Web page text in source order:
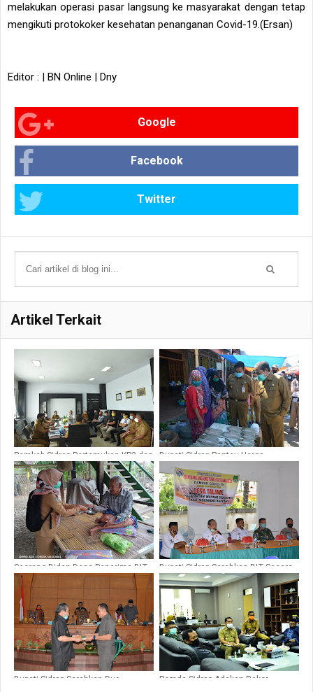
melakukan operasi pasar langsung ke masyarakat dengan tetap
mengikuti protokoker kesehatan penanganan Covid-19.(Ersan)
Editor : | BN Online | Dny
Google
Facebook
Twitter
Artikel Terkait
Pemkab Sidrap Pertemukan KP3 dan
Semua Distributor Bahas Stok
Pupuk Supaya Tetap Aman
Bupati Sidrap Pantau Harga
Sembako Di Pasar Sembari
Menyerukan Ke Warga untuk Tetap
Pakai Masker
Seorang Bidan Desa Penerima BLT
Berikan Bantuannya Ke Orang Yang
Lebih Berhak Menerima
Bupati Sidrap Serahkan BLT Secara
Simbolis Ke 77 Kartu Keluarga
Untuk Tahap Ke Tiga Di Desa
Talawe
Bupati Sidrap Serahkan Dua
Pemda Sidrap Adakan Rakor